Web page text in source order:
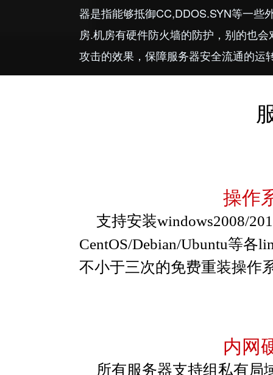
器是指能够抵御CC,DDOS.SYN等一些
房.机房有硬件防火墙的防护，别的也
攻击的效果，保障服务器安全流通的运
操作
支持安装windows2008/
CentOS/Debian/Ubuntu等各
不小于三次的免费重装操作
内网
所有服务器支持组私有局